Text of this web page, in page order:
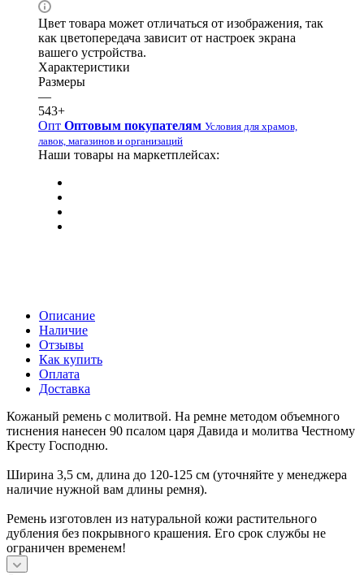
Цвет товара может отличаться от изображения, так
как цветопередача зависит от настроек экрана
вашего устройства.
Характеристики
Размеры
—
543+
Опт Оптовым покупателям Условия для храмов,
лавок, магазинов и организаций
Наши товары на маркетплейсах:
Описание
Наличие
Отзывы
Как купить
Оплата
Доставка
Кожаный ремень с молитвой. На ремне методом объемного
тиснения нанесен 90 псалом царя Давида и молитва Честному
Кресту Господню.
Ширина 3,5 см, длина до 120-125 см (уточняйте у менеджера
наличие нужной вам длины ремня).
Ремень изготовлен из натуральной кожи растительного
дубления без покрывного крашения. Его срок службы не
ограничен временем!